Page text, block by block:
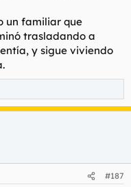
un familiar que
trasladando a
y sigue viviendo
#187